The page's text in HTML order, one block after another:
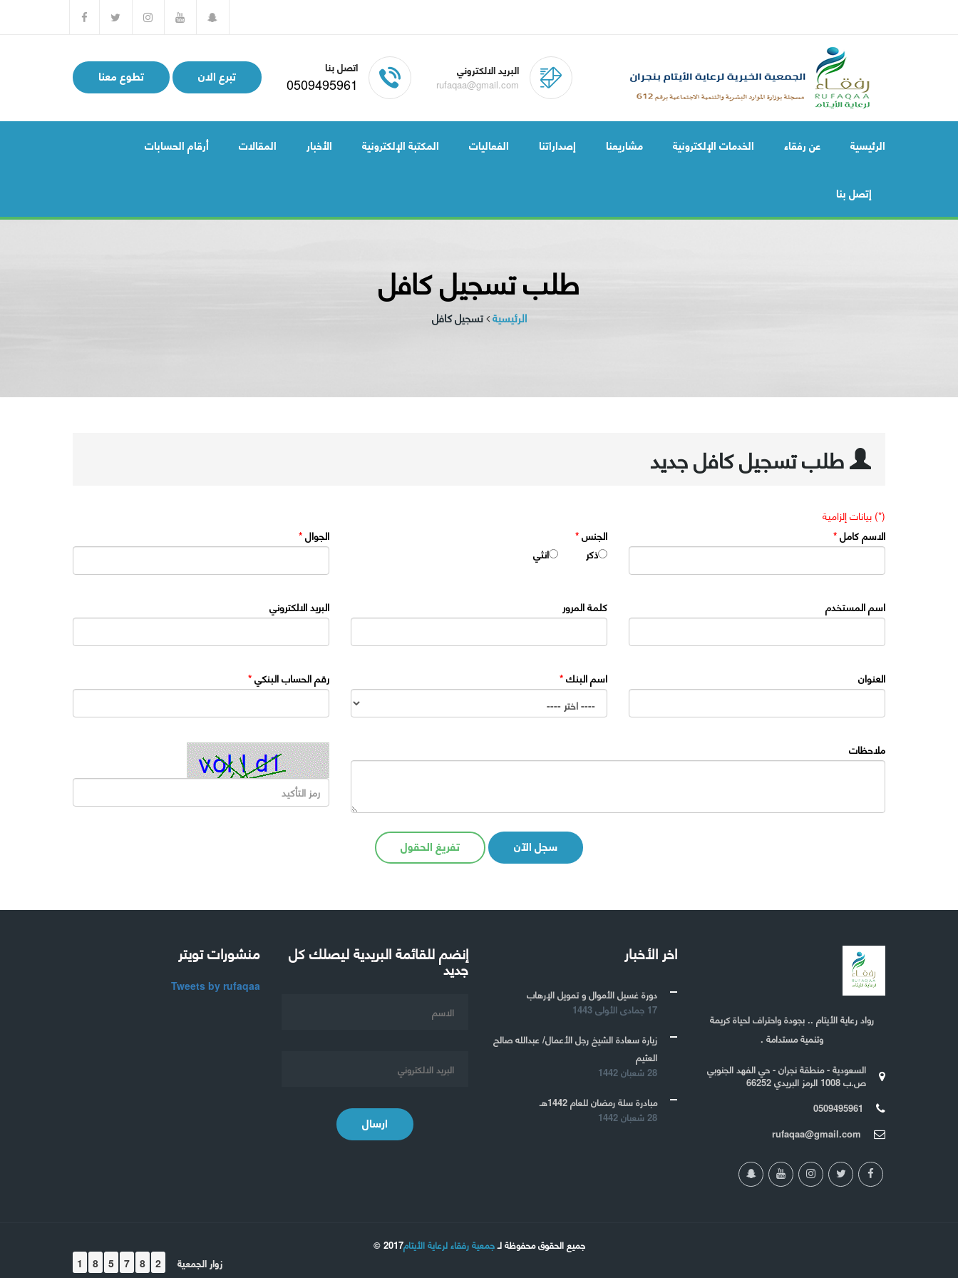
البريد الالكتروني
rufaqaa@gmail.com
اتصل بنا
0509495961 تبرع الان تطوع معنا
الرئيسية عن رفقاء الخدمات الإلكترونية مشاريعنا إصداراتنا الفعاليات المكتبة الإلكترونية الأخبار المقالات أرقام الحسابات
إتصل بنا
طلب تسجيل كافل
الرئيسية تسجيل كافل
طلب تسجيل كافل جديد
(*) بيانات إلزامية
الاسم كامل * الجنس *
ذكر
انثي
الجوال *
اسم المستخدم كلمة المرور البريد الالكتروني
العنوان اسم البنك * رقم الحساب البنكي *
ملاحظات
سجل الآن تفريغ الحقول
رواد رعاية الأيتام .. بجودة واحتراف لحياة كريمة
وتنمية مستدامة .
السعودية - منطقة نجران - حي الفهد الجنوبي
ص.ب 1008 الرمز البريدي 66252
0509495961
rufaqaa@gmail.com
اخر الأخبار
دورة غسيل الأموال و تمويل الإرهاب
17 جمادى الأولى 1443
زيارة سعادة الشيخ رجل الأعمال/ عبدالله صالح
العثيم
28 شعبان 1442
مبادرة سلة رمضان للعام 1442هـ
28 شعبان 1442
إنضم للقائمة البريدية ليصلك كل
جديد
ارسال
منشورات تويتر
Tweets by rufaqaa
جميع الحقوق محفوظة لـجمعية رفقاء لرعاية الأيتام2017 ©
1 8 5 7 8 2 زوار الجمعية